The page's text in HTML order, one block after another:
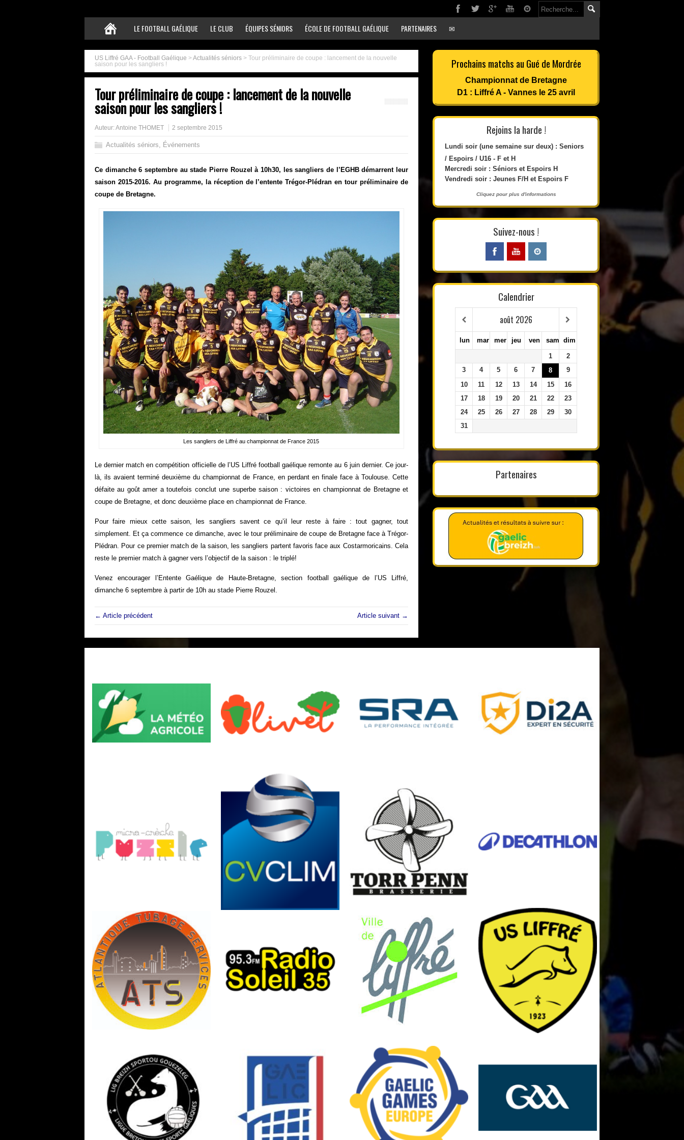
LE FOOTBALL GAÉLIQUE LE CLUB ÉQUIPES SÉNIORS ÉCOLE DE FOOTBALL GAÉLIQUE PARTENAIRES ✉
US Liffré GAA - Football Gaélique >Actualités séniors > Tour préliminaire de coupe : lancement de la nouvelle
saison pour les sangliers !
Tour préliminaire de coupe : lancement de la nouvelle
saison pour les sangliers !
Auteur:Antoine THOMET 2 septembre 2015
Actualités séniors, Événements
Ce dimanche 6 septembre au stade Pierre Rouzel à 10h30, les sangliers de l’EGHB démarrent leur
saison 2015-2016. Au programme, la réception de l’entente Trégor-Plédran en tour préliminaire de
coupe de Bretagne.
Les sangliers de Liffré au championnat de France 2015
Le dernier match en compétition officielle de l’US Liffré football gaélique remonte au 6 juin dernier. Ce jour-
là, ils avaient terminé deuxième du championnat de France, en perdant en finale face à Toulouse. Cette
défaite au goût amer a toutefois conclut une superbe saison : victoires en championnat de Bretagne et
coupe de Bretagne, et donc deuxième place en championnat de France.
Pour faire mieux cette saison, les sangliers savent ce qu’il leur reste à faire : tout gagner, tout
simplement. Et ça commence ce dimanche, avec le tour préliminaire de coupe de Bretagne face à Trégor-
Plédran. Pour ce premier match de la saison, les sangliers partent favoris face aux Costarmoricains. Cela
reste le premier match à gagner vers l’objectif de la saison : le triplé!
Venez encourager l’Entente Gaélique de Haute-Bretagne, section football gaélique de l’US Liffré,
dimanche 6 septembre à partir de 10h au stade Pierre Rouzel.
← Article précédent Article suivant →
Prochains matchs au Gué de Mordrée
Championnat de Bretagne
D1 : Liffré A - Vannes le 25 avril
Rejoins la harde !
Lundi soir (une semaine sur deux) : Seniors
/ Espoirs / U16 - F et H
Mercredi soir : Séniors et Espoirs H
Vendredi soir : Jeunes F/H et Espoirs F
Cliquez pour plus d'informations
Suivez-nous !
Calendrier
août 2026
lun mar mer jeu ven sam dim
1
2
3
4 5 6 7 8
9
10
11 12 13 14 15
16
17
18 19 20 21 22
23
24
25 26 27 28 29
30
31
Partenaires